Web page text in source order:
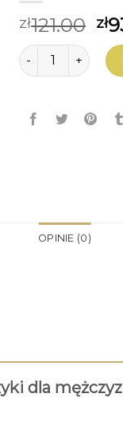
zł121.00 zł
ilość kolczyki dla
OPINIE (0)
dla